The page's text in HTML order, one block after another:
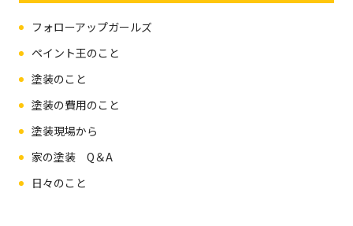
フォローアップガールズ
ペイント王のこと
塗装のこと
塗装の費用のこと
塗装現場から
家の塗装 Q＆A
日々のこと